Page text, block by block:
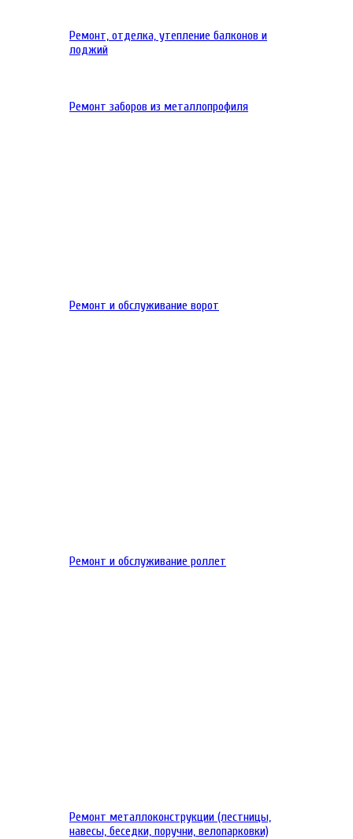
Ремонт, отделка, утепление балконов и
лоджий
Ремонт заборов из металлопрофиля
Ремонт и обслуживание ворот
Ремонт и обслуживание роллет
Ремонт металлоконструкции (лестницы,
навесы, беседки, поручни, велопарковки)